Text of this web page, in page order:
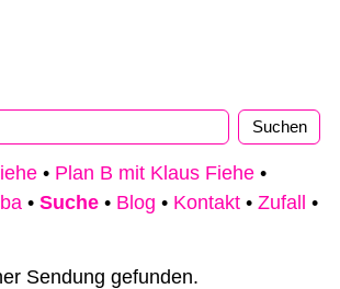
• Plan B mit Klaus Fiehe •
• Suche • Blog • Kontakt • Zufall
•
Sendung gefunden.